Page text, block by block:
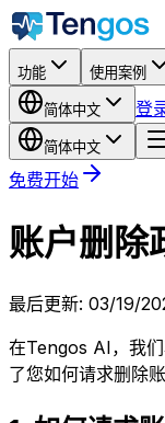
功能 使用案例
简体中文 登
简体中文
免费开始
账户删除
最后更新: 03/19/
在Tengos AI，我
了您如何请求删除